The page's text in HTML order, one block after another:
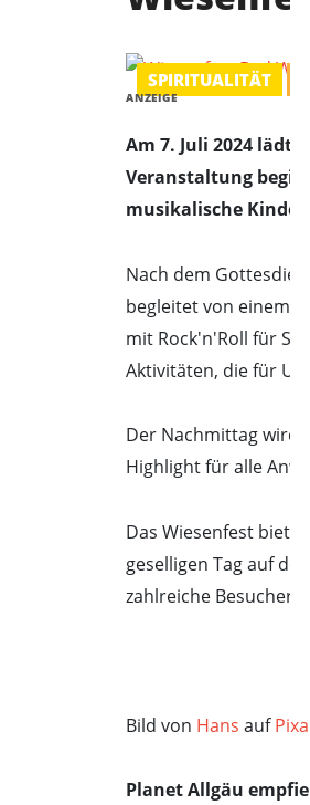
SPIRITUALITÄT
ANZEIGE
Am 7. Juli 2024 lädt
Veranstaltung
musikalische
Nach dem
begleitet von einem
mit Rock'n'Roll für
Aktivitäten, die für
Der Nachmittag wird
Highlight für alle
Das Wiesenfest
geselligen Tag auf
zahlreiche Besucher
Bild von Hans auf
Planet Allgäu